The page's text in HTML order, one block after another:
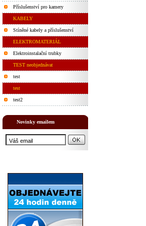
Příslušenství pro kamery
KABELY
Stíněné kabely a příslušenství
ELEKTROMATERIÁL
Elektroinstalační trubky
TEST neobjednávat
test
test
test2
Novinky emailem